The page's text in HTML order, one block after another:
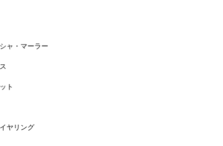
ャ・マーラー
ト
ヤリング